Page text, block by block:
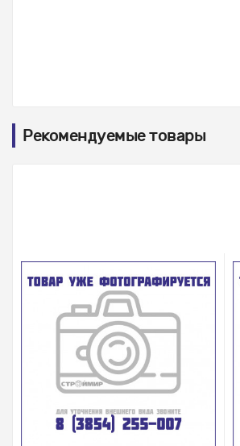
Рекомендуемые товары